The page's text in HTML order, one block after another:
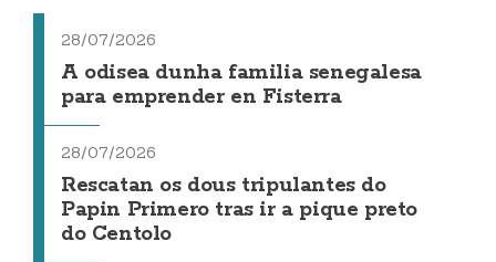
28/07/2026
A odisea dunha familia senegalesa
para emprender en Fisterra
28/07/2026
Rescatan os dous tripulantes do
Papin Primero tras ir a pique preto
do Centolo